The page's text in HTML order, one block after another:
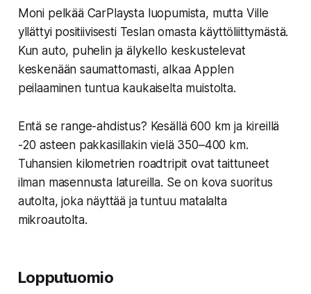
Moni pelkää CarPlaysta luopumista, mutta Ville
yllättyi positiivisesti Teslan omasta käyttöliittymästä.
Kun auto, puhelin ja älykello keskustelevat
keskenään saumattomasti, alkaa Applen
peilaaminen tuntua kaukaiselta muistolta.
Entä se range-ahdistus? Kesällä 600 km ja kireillä
-20 asteen pakkasillakin vielä 350–400 km.
Tuhansien kilometrien roadtripit ovat taittuneet
ilman masennusta latureilla. Se on kova suoritus
autolta, joka näyttää ja tuntuu matalalta
mikroautolta.
Lopputuomio